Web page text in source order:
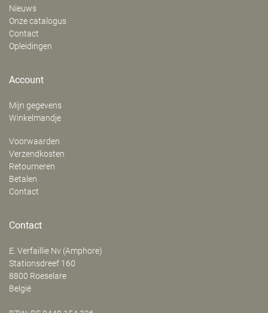
Nieuws
Onze catalogus
Contact
Opleidingen
Account
Mijn gegevens
Winkelmandje
Voorwaarden
Verzendkosten
Retourneren
Betalen
Contact
Contact
E. Verfaillie Nv (Amphore)
‍Stationsdreef 160
8800 Roeselare
België